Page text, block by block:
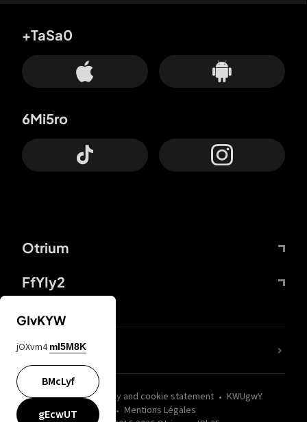
Otrium
FfYIy2
+TaSa0
6Mi5ro
wZQPfd Privacy and cookie statement
KWUgwY
Mentions Légales
nLC6tu
GIvKYW
jOXvm4 mI5M8K
BMcLyf
gEcwUT